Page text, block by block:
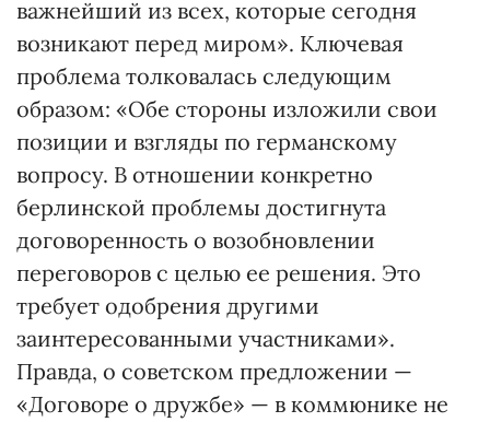
важнейший из всех, которые сегодня
возникают перед миром». Ключевая
проблема толковалась следующим
образом: «Обе стороны изложили свои
позиции и взгляды по германскому
вопросу. В отношении конкретно
берлинской проблемы достигнута
договоренность о возобновлении
переговоров с целью ее решения. Это
требует одобрения другими
заинтересованными участниками».
Правда, о советском предложении —
«Договоре о дружбе» — в коммюнике не